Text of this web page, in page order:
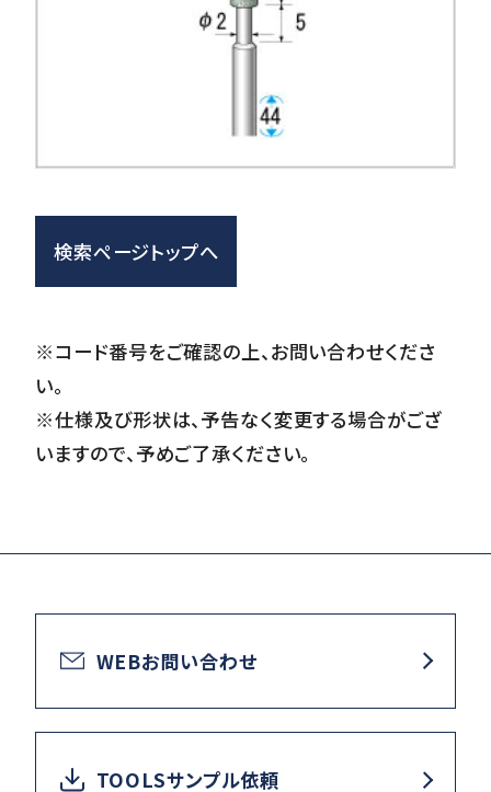
検索ページトップへ
※コード番号をご確認の上、お問い合わせくださ
い。
※仕様及び形状は、予告なく変更する場合がござ
いますので、予めご了承ください。
WEBお問い合わせ
TOOLSサンプル依頼